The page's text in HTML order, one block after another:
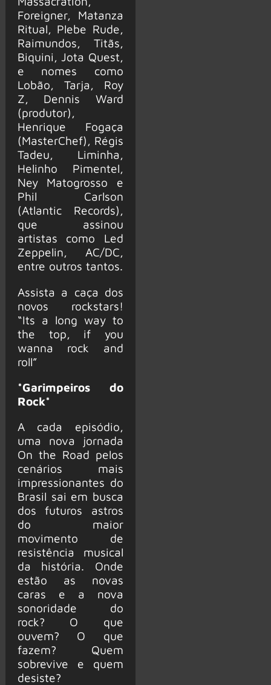
Foreigner, Matanza
Ritual, Plebe Rude,
Raimundos, Titãs,
Biquini, Jota Quest,
e nomes como
Lobão, Tarja, Roy
Z, Dennis Ward
(produtor),
Henrique Fogaça
(MasterChef), Régis
Tadeu, Liminha,
Helinho Pimentel,
Ney Matogrosso e
Phil Carlson
(Atlantic Records),
que assinou
artistas como Led
Zeppelin, AC/DC,
entre outros tantos.
Assista a caça dos
novos rockstars!
“Its a long way to
the top, if you
wanna rock and
roll”
*Garimpeiros do
Rock*
A cada episódio,
uma nova jornada
On the Road pelos
cenários mais
impressionantes do
Brasil sai em busca
dos futuros astros
do maior
movimento de
resistência musical
da história. Onde
estão as novas
caras e a nova
sonoridade do
rock? O que
ouvem? O que
fazem? Quem
sobrevive e quem
desiste?